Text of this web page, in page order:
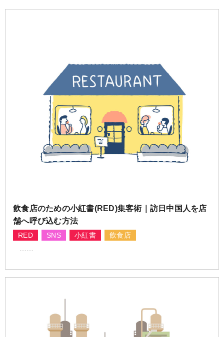
飲食店のための小紅書(RED)集客術｜訪日中国人を店
舗へ呼び込む方法
RED SNS 小紅書
飲食店